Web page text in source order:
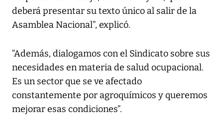
deberá presentar su texto único al salir de la
Asamblea Nacional”, explicó.
“Además, dialogamos con el Sindicato sobre sus
necesidades en materia de salud ocupacional.
Es un sector que se ve afectado
constantemente por agroquímicos y queremos
mejorar esas condiciones”.